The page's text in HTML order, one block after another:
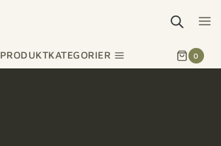
PRODUKTKATEGORIER 0